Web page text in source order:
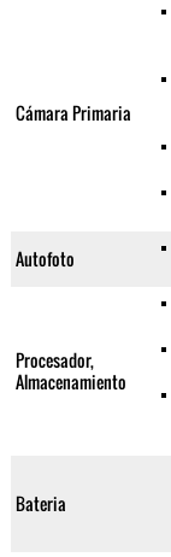
Cámara Primaria
Autofoto
Procesador,
Almacenamiento
Bateria